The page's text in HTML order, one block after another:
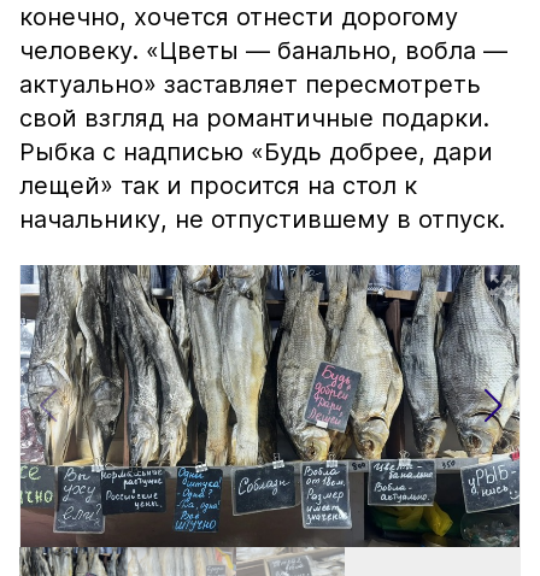
конечно, хочется отнести дорогому
человеку. «Цветы — банально, вобла —
актуально» заставляет пересмотреть
свой взгляд на романтичные подарки.
Рыбка с надписью «Будь добрее, дари
лещей» так и просится на стол к
начальнику, не отпустившему в отпуск.